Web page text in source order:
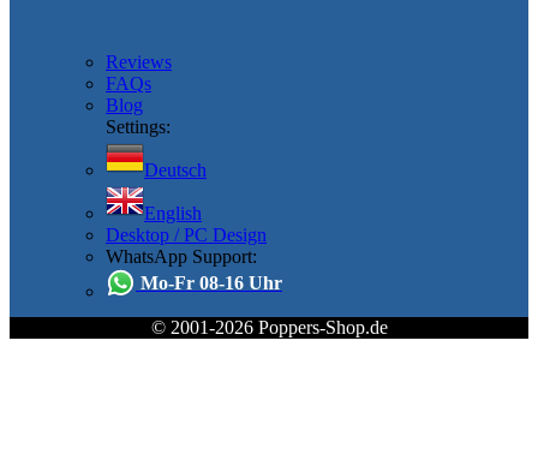
Reviews
FAQs
Blog
Settings:
Deutsch
English
Desktop / PC Design
WhatsApp Support:
Mo-Fr 08-16 Uhr
© 2001-2026 Poppers-Shop.de